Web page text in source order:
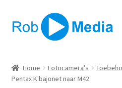
door
naar
Home Fotocamera's
Pentax K bajonet naar M42